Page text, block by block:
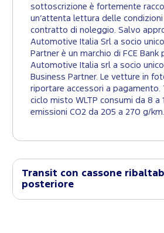
sottoscrizione è fortemente
un’attenta lettura delle
contratto di noleggio. Salvo
Automotive Italia Srl a socio
Partner è un marchio di FCE Bank
Automotive Italia srl a socio
Business Partner. Le vetture in
riportare accessori a pagamento.
ciclo misto WLTP consumi da 8 a
emissioni CO2 da 205 a 270 g/km.
Transit con cassone
posteriore